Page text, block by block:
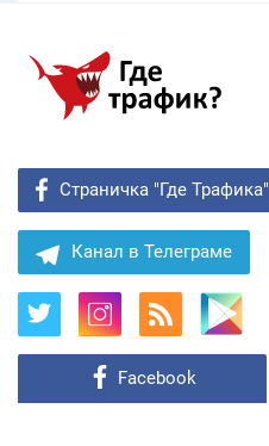
Страничка "Где Трафика"
Канал в Телеграме
Facebook